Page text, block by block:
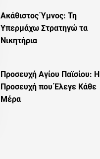
Ακάθιστος Ύμνος: Τη
Υπερμάχω Στρατηγώ τα
Νικητήρια
Προσευχή Αγίου Παϊσίου: Η
Προσευχή που Έλεγε Κάθε
Μέρα